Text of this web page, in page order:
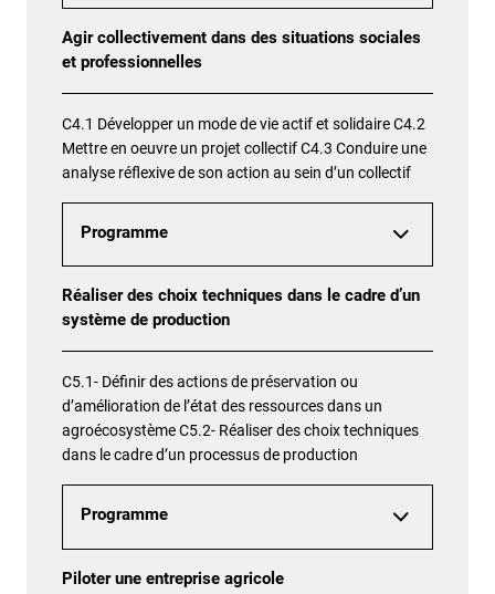
Agir collectivement dans des situations sociales
et professionnelles
C4.1 Développer un mode de vie actif et solidaire C4.2
Mettre en oeuvre un projet collectif C4.3 Conduire une
analyse réflexive de son action au sein d’un collectif
Programme
Réaliser des choix techniques dans le cadre d’un
système de production
C5.1- Définir des actions de préservation ou
d’amélioration de l’état des ressources dans un
agroécosystème C5.2- Réaliser des choix techniques
dans le cadre d’un processus de production
Programme
Piloter une entreprise agricole